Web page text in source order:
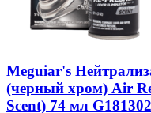
Meguiar's
(черный хром) Air
Scent) 74 мл G181302